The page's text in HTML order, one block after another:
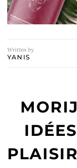
Written by
YANIS